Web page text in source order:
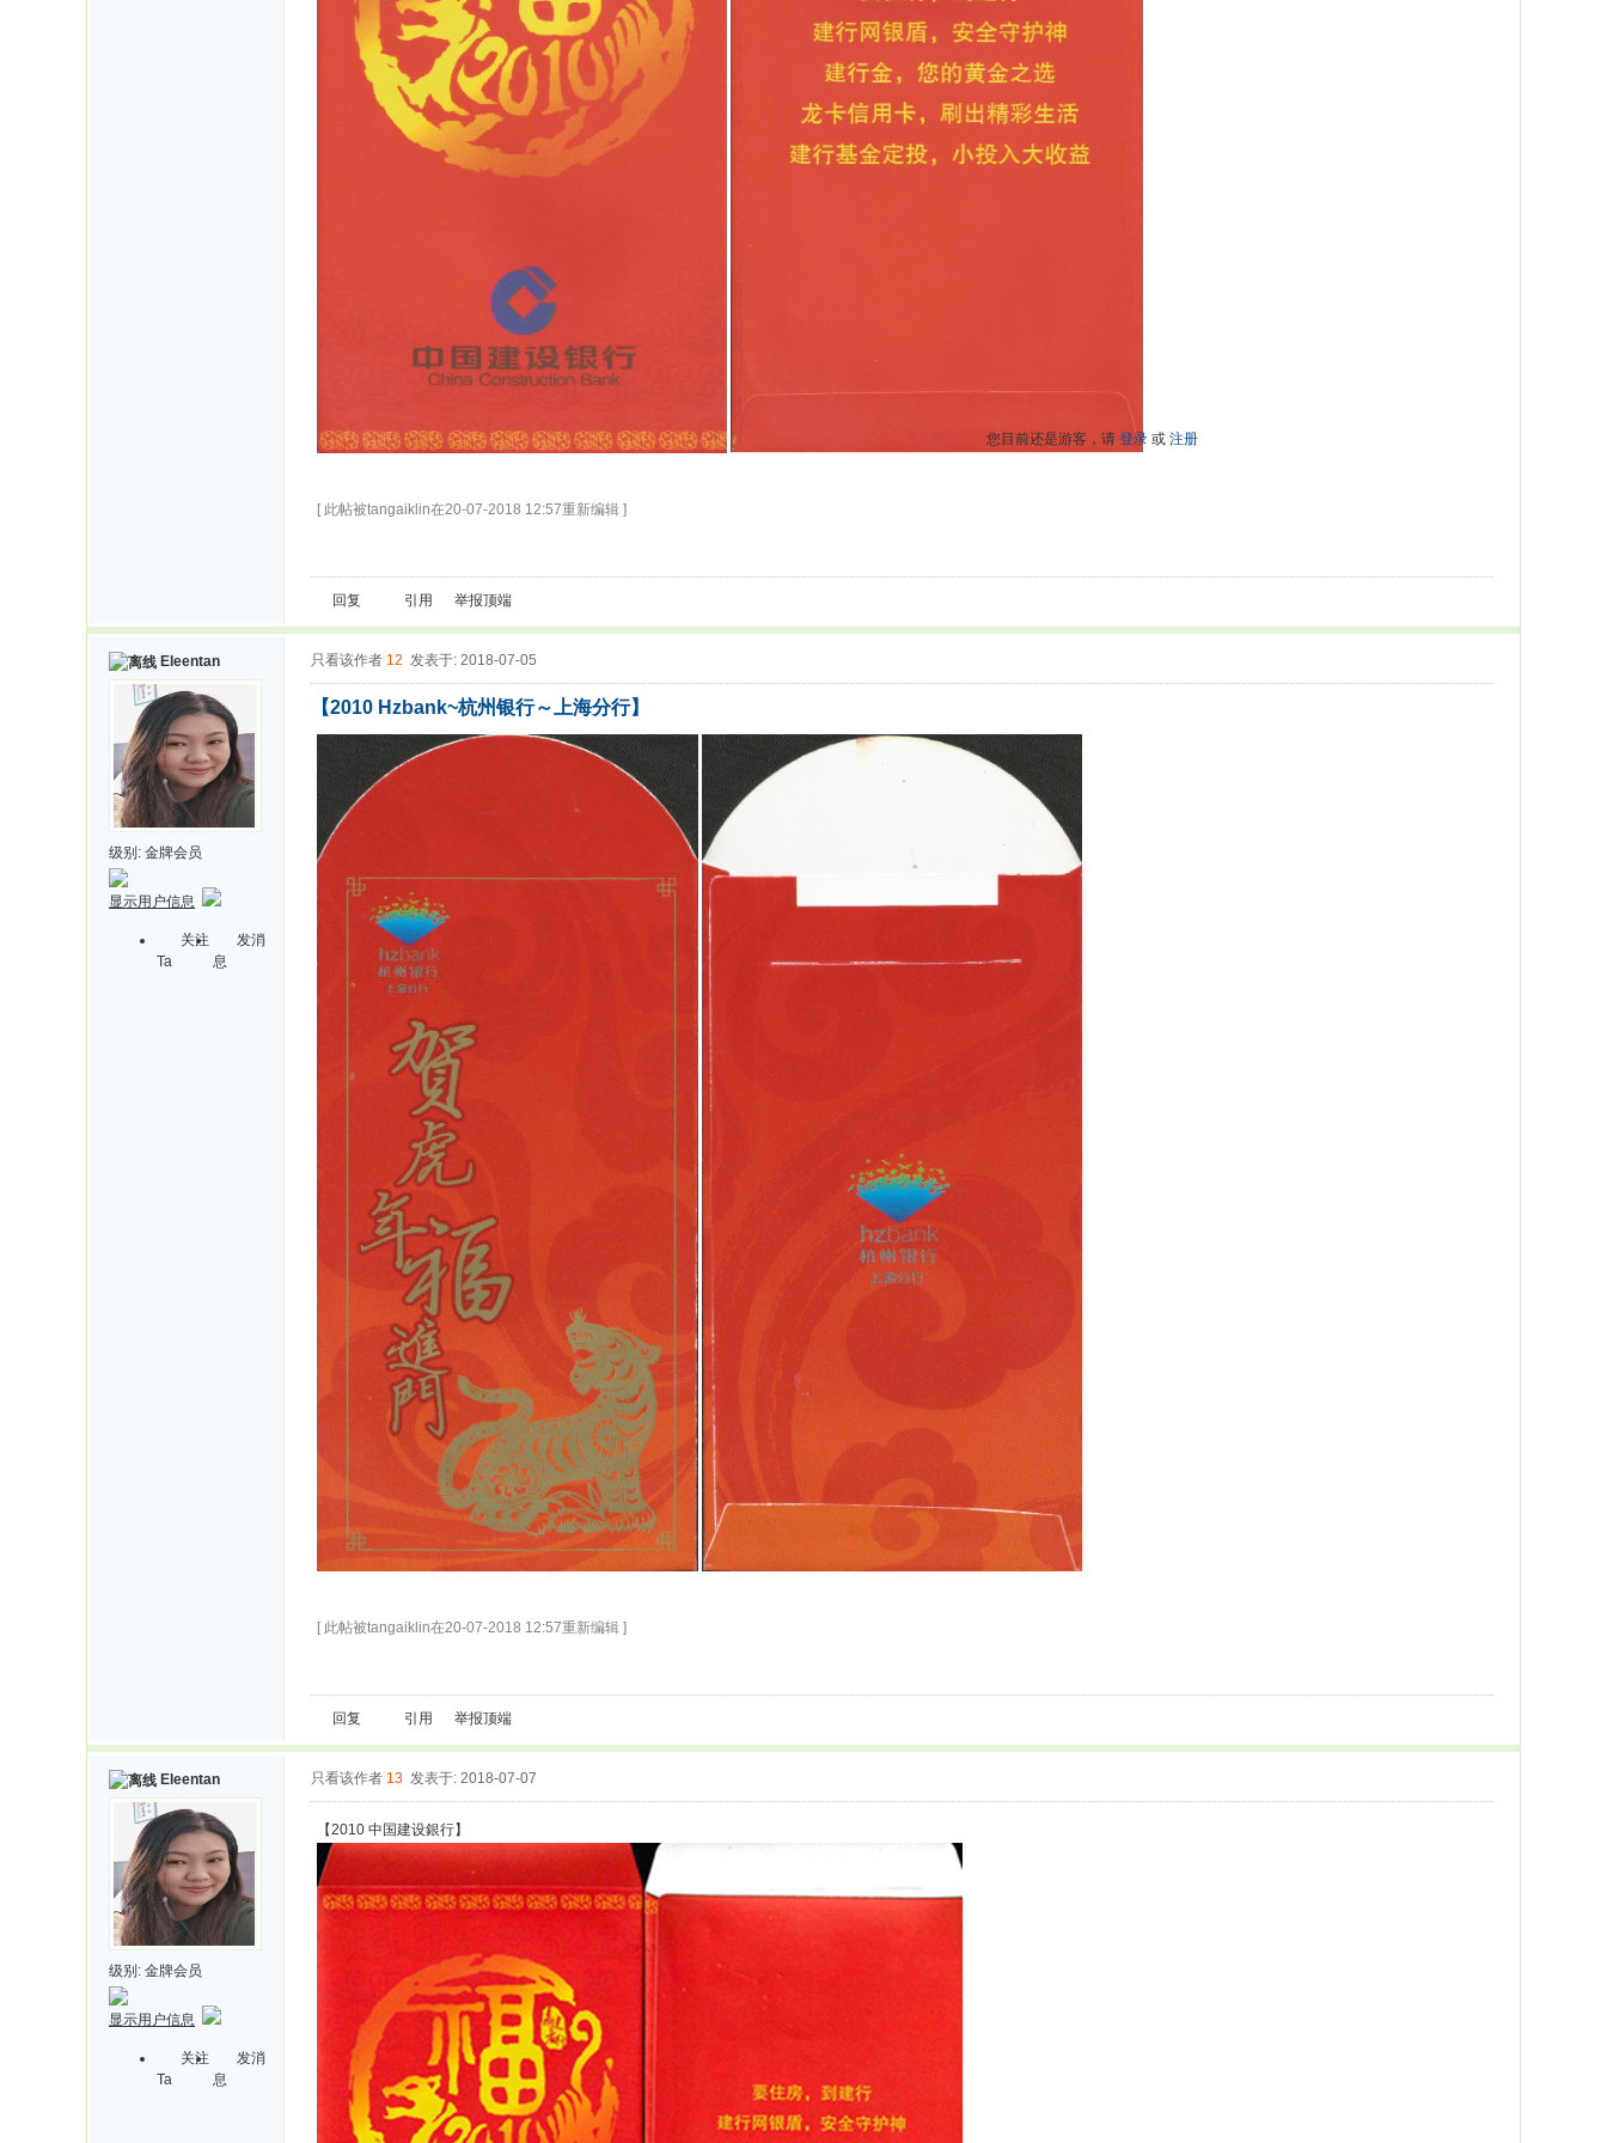
[ 此帖被tangaiklin在20-07-2018 12:57重新编辑 ]
回复 引用 举报顶端
Eleentan
级别: 金牌会员
显示用户信息
关注
Ta
发消
息
只看该作者 12 发表于: 2018-07-05
【2010 Hzbank~杭州银行～上海分行】
[ 此帖被tangaiklin在20-07-2018 12:57重新编辑 ]
回复 引用 举报顶端
Eleentan
级别: 金牌会员
显示用户信息
关注
Ta
发消
息
只看该作者 13 发表于: 2018-07-07
【2010 中国建设銀行】
您目前还是游客，请 登录或 注册